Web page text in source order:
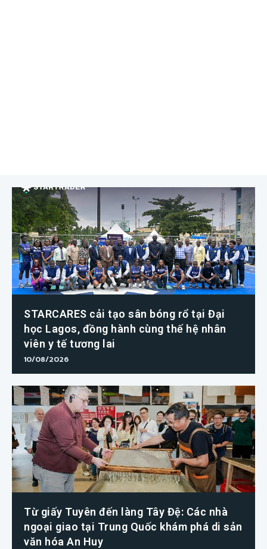
STARCARES cải tạo sân bóng rổ tại Đại
học Lagos, đồng hành cùng thế hệ nhân
viên y tế tương lai
10/08/2026
Từ giấy Tuyên đến làng Tây Đệ: Các nhà
ngoại giao tại Trung Quốc khám phá di sản
văn hóa An Huy